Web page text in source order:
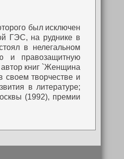
был исключен
ГЭС, на руднике в
в нелегальном
и правозащитную
автор книг `Женщина
своем творчестве и
в литературе;
(1992), премии